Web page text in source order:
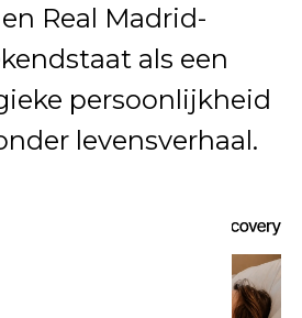
Real Madrid-
als een
persoonlijkheid
levensverhaal.